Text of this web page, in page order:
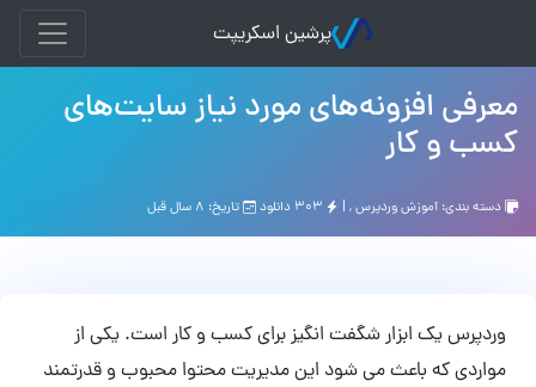
پرشین اسکریپت
معرفی افزونه‌‌های مورد نیاز سایت‌های
کسب و کار
دسته بندی: آموزش وردپرس, | تاریخ: ۸ سال قبل
وردپرس یک ابزار شگفت انگیز برای کسب و کار است. یکی از
مواردی که باعث می شود این مدیریت محتوا محبوب و قدرتمند